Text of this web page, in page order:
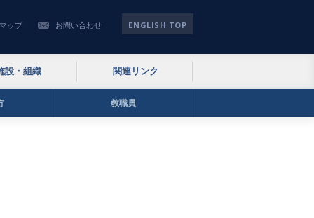
ップ お問い合わせ ENGLISH TOP
設・組織 関連リンク
教職員